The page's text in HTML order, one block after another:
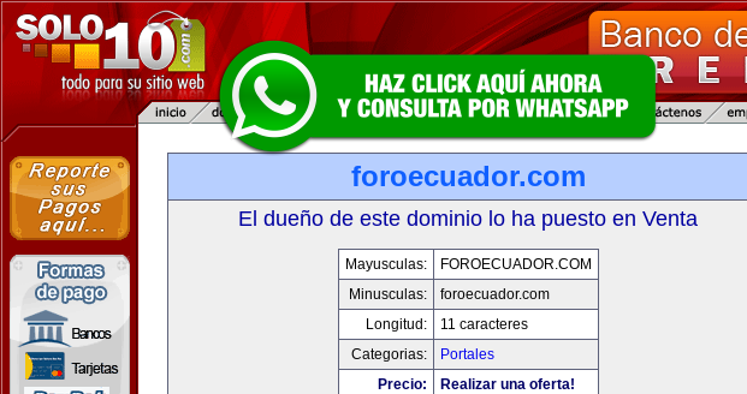
foroecuador.com
El dueño de este dominio lo ha puesto en Venta
Mayusculas:
FOROECUADOR.COM
Minusculas:
foroecuador.com
Longitud:
11 caracteres
Categorias:
Portales
Precio:
Realizar una oferta!